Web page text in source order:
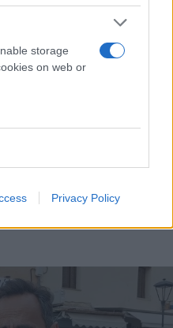
storage
on web or
Privacy Policy